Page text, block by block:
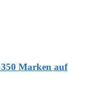
Marken auf